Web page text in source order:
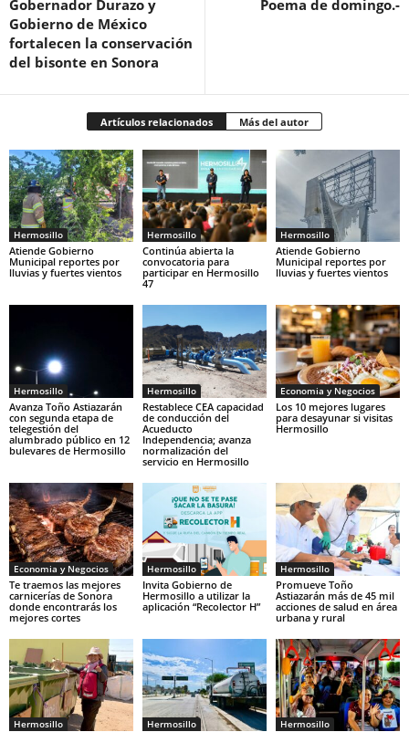
Gobernador Durazo y
Gobierno de México
fortalecen la conservación
del bisonte en Sonora
Poema de domingo.-
Artículos relacionados Más del autor
Hermosillo
Atiende Gobierno
Municipal reportes por
lluvias y fuertes vientos
Hermosillo
Continúa abierta la
convocatoria para
participar en Hermosillo
47
Hermosillo
Atiende Gobierno
Municipal reportes por
lluvias y fuertes vientos
Hermosillo
Avanza Toño Astiazarán
con segunda etapa de
telegestión del
alumbrado público en 12
bulevares de Hermosillo
Hermosillo
Restablece CEA capacidad
de conducción del
Acueducto
Independencia; avanza
normalización del
servicio en Hermosillo
Economia y Negocios
Los 10 mejores lugares
para desayunar si visitas
Hermosillo
Economia y Negocios
Te traemos las mejores
carnicerías de Sonora
donde encontrarás los
mejores cortes
Hermosillo
Invita Gobierno de
Hermosillo a utilizar la
aplicación “Recolector H”
Hermosillo
Promueve Toño
Astiazarán más de 45 mil
acciones de salud en área
urbana y rural
Hermosillo Hermosillo Hermosillo